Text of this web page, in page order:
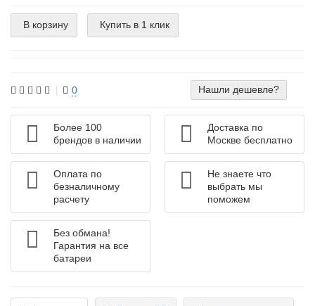
В корзину Купить в 1 клик
0 Нашли дешевле?
Более 100
брендов в наличии
Доставка по
Москве бесплатно
Оплата по
безналичному
расчету
Не знаете что
выбрать мы
поможем
Без обмана!
Гарантия на все
батареи